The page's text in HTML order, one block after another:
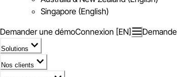
Singapore (English)
Demander une démoConnexion [EN]
Solutions
Nos clients